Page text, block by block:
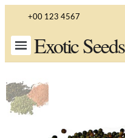
+00 123 4567
Exotic Seeds